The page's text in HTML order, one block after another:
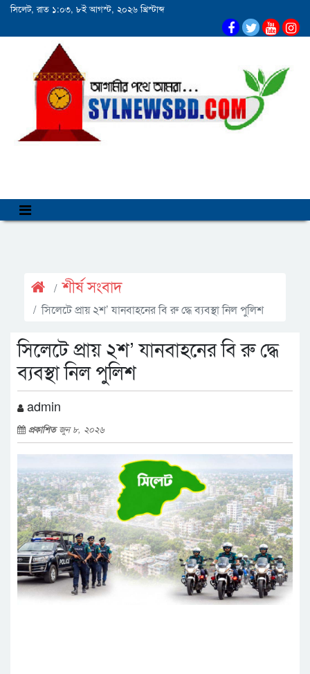
সিলেট, রাত ১:০৩, ৮ই আগস্ট, ২০২৬ খ্রিস্টাব্দ
শীর্ষ সংবাদ
সিলেটে প্রায় ২শ’ যানবাহনের বি রু দ্ধে ব্যবস্থা নিল পুলিশ
সিলেটে প্রায় ২শ’ যানবাহনের বি রু দ্ধে
ব্যবস্থা নিল পুলিশ
admin
প্রকাশিতজুন ৮, ২০২৬